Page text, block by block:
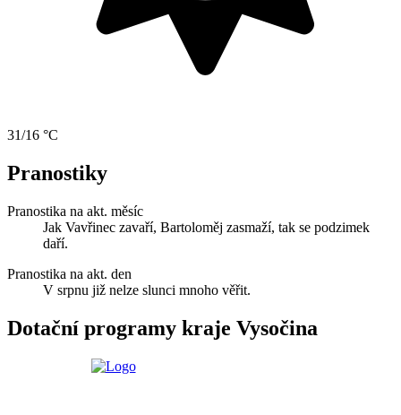
31/16 °C
Pranostiky
Pranostika na akt. měsíc
Jak Vavřinec zavaří, Bartoloměj zasmaží, tak se podzimek
daří.
Pranostika na akt. den
V srpnu již nelze slunci mnoho věřit.
Dotační programy kraje Vysočina